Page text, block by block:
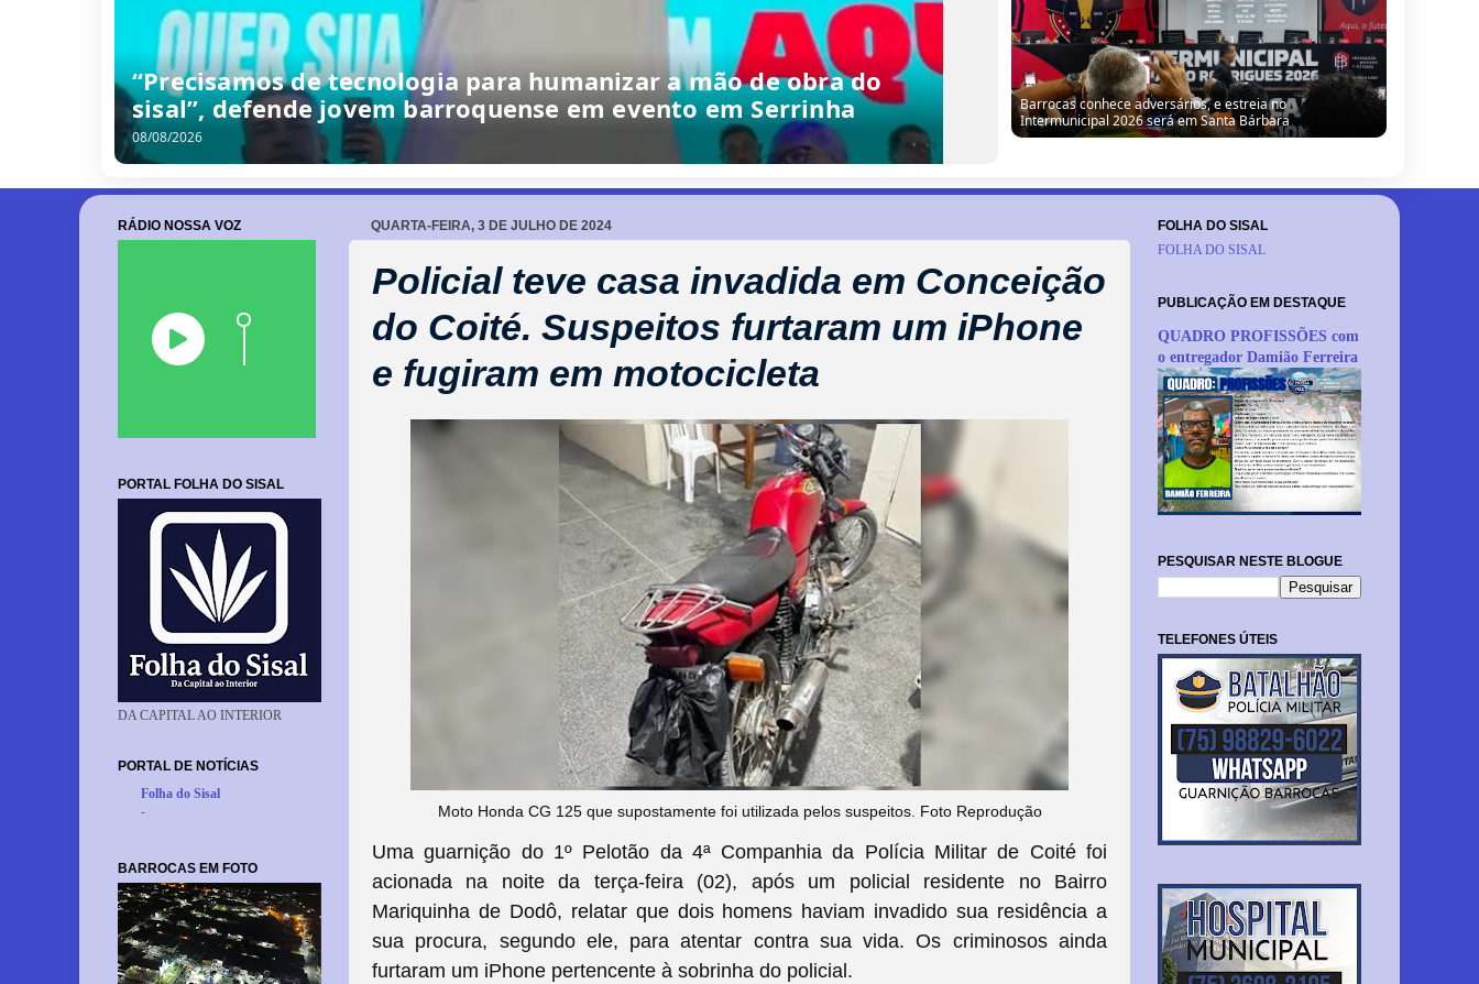
2
0
2
6
“Precisamos de tecnologia para humanizar a mão de obra
do sisal”, defende jovem barroquense em evento em
Serrinha
QUARTA-FEIRA, 3 DE JULHO DE 2024
Policial teve casa invadida em Conceição
do Coité. Suspeitos furtaram um iPhone
e fugiram em motocicleta
Moto Honda CG 125 que supostamente foi utilizada pelos suspeitos. Foto Reprodução
Uma guarnição do 1º Pelotão da 4ª Companhia da Polícia Militar de Coité foi
acionada na noite da terça-feira (02), após um policial residente no Bairro
Mariquinha de Dodô, relatar que dois homens haviam invadido sua residência a
sua procura, segundo ele, para atentar contra sua vida. Os criminosos ainda
furtaram um iPhone pertencente à sobrinha do policial.
RÁDIO NOSSA VOZ
PORTAL FOLHA DO SISAL
DA CAPITAL AO INTERIOR
PORTAL DE NOTÍCIAS
Folha do Sisal
-
BARROCAS EM FOTO
FOLHA DO SISAL
FOLHA DO SISAL
PUBLICAÇÃO EM DESTAQUE
QUADRO PROFISSÕES com
o entregador Damião Ferreira
PESQUISAR NESTE BLOGUE
TELEFONES ÚTEIS